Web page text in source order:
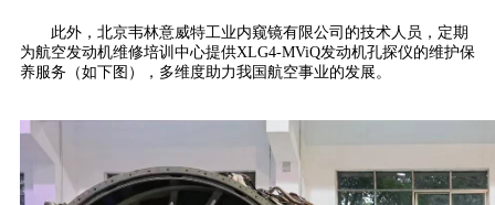
此外，北京韦林意威特工业内窥镜有限公司的技术人员，定期
为航空发动机维修培训中心提供XLG4-MViQ发动机孔探仪的维护保
养服务（如下图），多维度助力我国航空事业的发展。